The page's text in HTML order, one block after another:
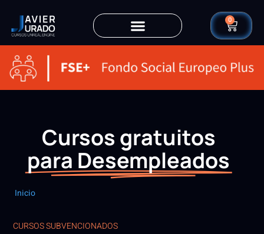
0
Cursos gratuitos
para Desempleados
Inicio
CURSOS SUBVENCIONADOS